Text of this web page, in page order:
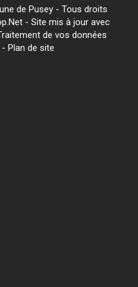
de Pusey - Tous droits
- Site mis à jour avec
de vos données
- Plan de site